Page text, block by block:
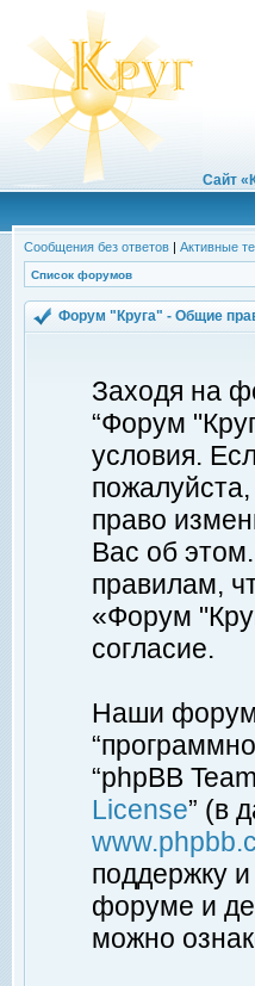
Сайт
Сообщения без ответов | Активные
Список форумов
Форум "Круга" - Общие
Заходя на
“Форум
условия.
право
Вас об
правилам,
«Форум
согласие.
Наши
“phpBB
License” (в
поддержку
форуме и
можно